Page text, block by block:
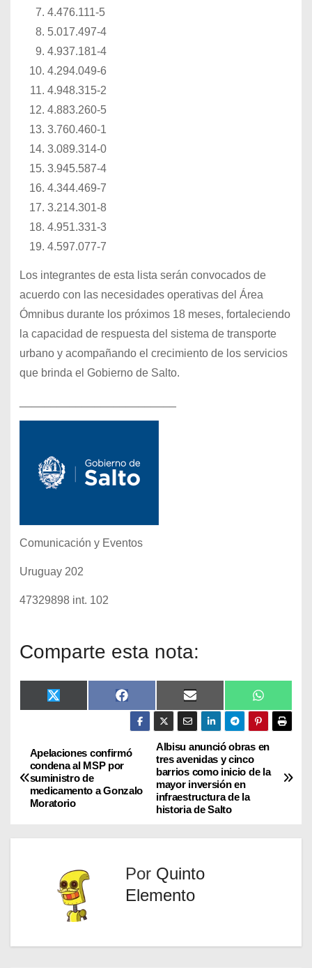
4.476.111-5
5.017.497-4
4.937.181-4
4.294.049-6
4.948.315-2
4.883.260-5
3.760.460-1
3.089.314-0
3.945.587-4
4.344.469-7
3.214.301-8
4.951.331-3
4.597.077-7
Los integrantes de esta lista serán convocados de
acuerdo con las necesidades operativas del Área
Ómnibus durante los próximos 18 meses, fortaleciendo
la capacidad de respuesta del sistema de transporte
urbano y acompañando el crecimiento de los servicios
que brinda el Gobierno de Salto.
Comunicación y Eventos
Uruguay 202
47329898 int. 102
Comparte esta nota:
X
(
t
t
e
r
)
F
a
e
o
E
m
i
l
W
h
t
s
p
p
Albisu anunció obras en
tres avenidas y cinco
barrios como inicio de la
mayor inversión en
infraestructura de la
historia de Salto
Apelaciones confirmó
condena al MSP por
suministro de
medicamento a Gonzalo
Moratorio
Por Quinto
Elemento